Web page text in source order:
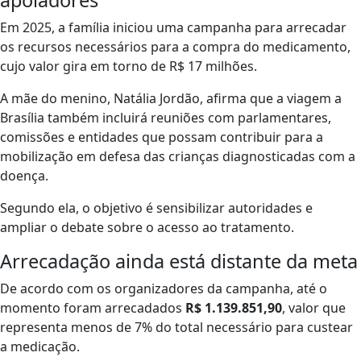
Em 2025, a família iniciou uma campanha para arrecadar
os recursos necessários para a compra do medicamento,
cujo valor gira em torno de R$ 17 milhões.
A mãe do menino, Natália Jordão, afirma que a viagem a
Brasília também incluirá reuniões com parlamentares,
comissões e entidades que possam contribuir para a
mobilização em defesa das crianças diagnosticadas com a
doença.
Segundo ela, o objetivo é sensibilizar autoridades e
ampliar o debate sobre o acesso ao tratamento.
Arrecadação ainda está distante da meta
De acordo com os organizadores da campanha, até o
momento foram arrecadados R$ 1.139.851,90, valor que
representa menos de 7% do total necessário para custear
a medicação.